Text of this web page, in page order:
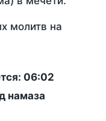
молитв на
06:02
намаза